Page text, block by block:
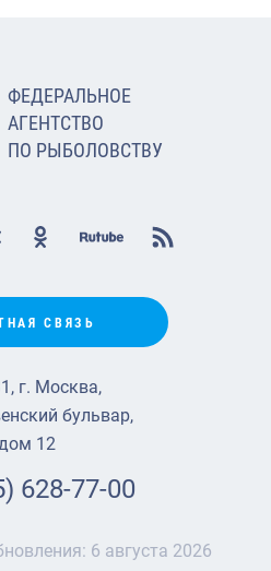
ФЕДЕРАЛЬНОЕ
АГЕНТСТВО
ПО РЫБОЛОВСТВУ
СВЯЗЬ
г. Москва,
бульвар,
12
628-77-00
6 августа 2026